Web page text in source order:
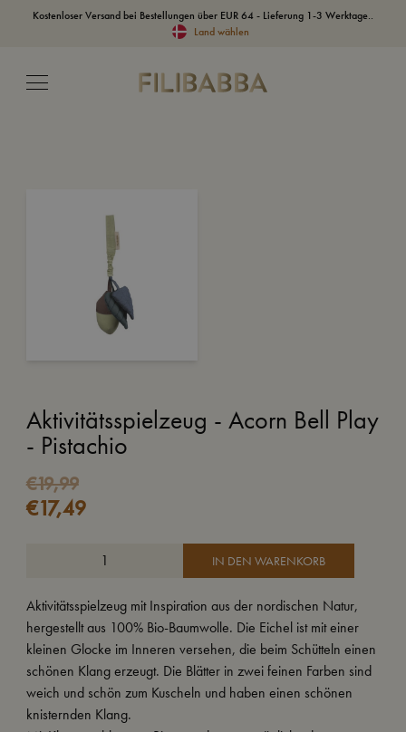
Kostenloser Versand bei Bestellungen über EUR 64 - Lieferung 1-3 Werktage..
Land wählen
Aktivitätsspielzeug - Acorn Bell Play
- Pistachio
€19,99
Ursprünglicher
Preis
€17,49
Aktueller
Preis
IN DEN WARENKORB
Aktivitätsspielzeug mit Inspiration aus der nordischen Natur,
hergestellt aus 100% Bio-Baumwolle. Die Eichel ist mit einer
kleinen Glocke im Inneren versehen, die beim Schütteln einen
schönen Klang erzeugt. Die Blätter in zwei feinen Farben sind
weich und schön zum Kuscheln und haben einen schönen
knisternden Klang.